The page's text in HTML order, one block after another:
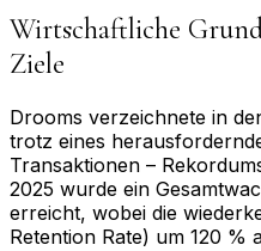
Wirtschaftliche
Ziele
Drooms verzeichnete in
trotz eines
Transaktionen –
2025 wurde ein
erreicht, wobei die
Retention Rate) um 120 %